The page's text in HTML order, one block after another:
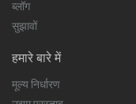
ब्लॉग
सुझावों
हमारे बारे में
मूल्य निर्धारण